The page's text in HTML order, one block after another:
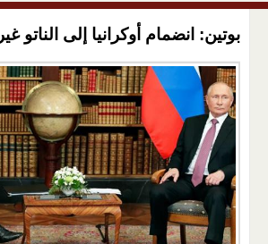
بوتين: انضمام أوكرانيا إلى الناتو